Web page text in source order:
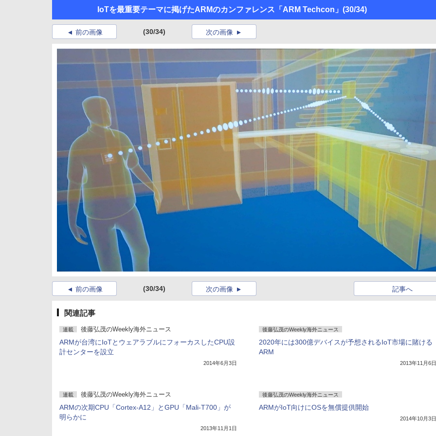
IoTを最重要テーマに掲げたARMのカンファレンス「ARM Techcon」 (30/34)
前の画像 (30/34) 次の画像
前の画像 (30/34) 次の画像 記事へ
関連記事
連載 後藤弘茂のWeekly海外ニュース
ARMが台湾にIoTとウェアラブルにフォーカスしたCPU設
計センターを設立
2014年6月3日
後藤弘茂のWeekly海外ニュース
2020年には300億デバイスが予想されるIoT市場に賭ける
ARM
2013年11月6日
連載 後藤弘茂のWeekly海外ニュース
ARMの次期CPU「Cortex-A12」とGPU「Mali-T700」が
明らかに
2013年11月1日
後藤弘茂のWeekly海外ニュース
ARMがIoT向けにOSを無償提供開始
2014年10月3日